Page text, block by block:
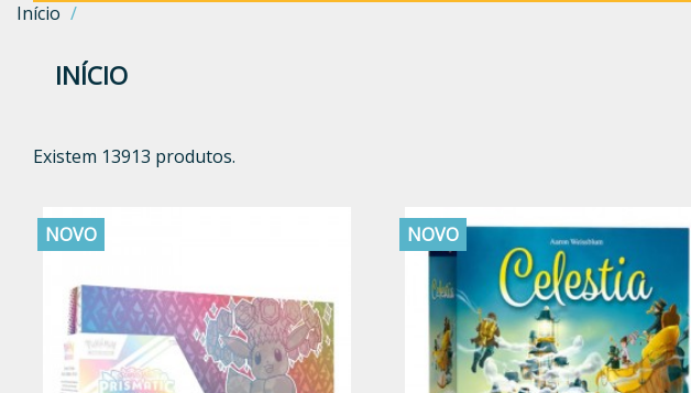
Início
INÍCIO
Existem 13913 produtos.
NOVO NOVO